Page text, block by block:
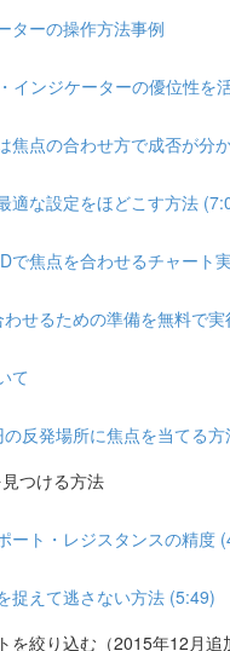
ターの操作方法事例
インジケーターの優位性を
焦点の合わせ方で成否が分
適な設定をほどこす方法
で焦点を合わせるチャート
せるための準備を無料で
て
反発場所に焦点を当てる
つける方法
ート・レジスタンスの精度
捉えて逃さない方法 (5:49)
絞り込む（2015年12月追